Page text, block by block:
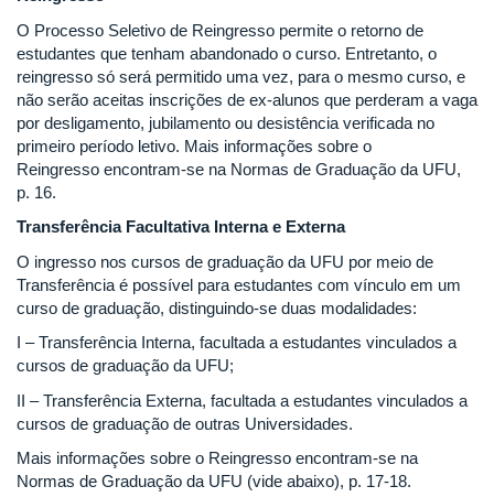
O Processo Seletivo de Reingresso permite o retorno de
estudantes que tenham abandonado o curso. Entretanto, o
reingresso só será permitido uma vez, para o mesmo curso, e
não serão aceitas inscrições de ex-alunos que perderam a vaga
por desligamento, jubilamento ou desistência verificada no
primeiro período letivo. Mais informações sobre o
Reingresso encontram-se na Normas de Graduação da UFU,
p. 16.
Transferência Facultativa Interna e Externa
O ingresso nos cursos de graduação da UFU por meio de
Transferência é possível para estudantes com vínculo em um
curso de graduação, distinguindo-se duas modalidades:
I – Transferência Interna, facultada a estudantes vinculados a
cursos de graduação da UFU;
II – Transferência Externa, facultada a estudantes vinculados a
cursos de graduação de outras Universidades.
Mais informações sobre o Reingresso encontram-se na
Normas de Graduação da UFU (vide abaixo), p. 17-18.